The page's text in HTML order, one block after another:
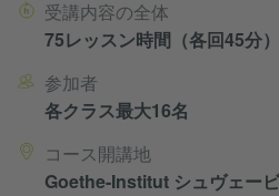
受講内容の全体
75レッスン時間（各回45分）
参加者
各クラス最大16名
コース開講地
Goethe-Institut シュヴェー